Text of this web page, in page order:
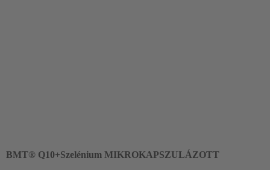
BMT® Q10+Szelénium MIKROKAPSZULÁZOTT